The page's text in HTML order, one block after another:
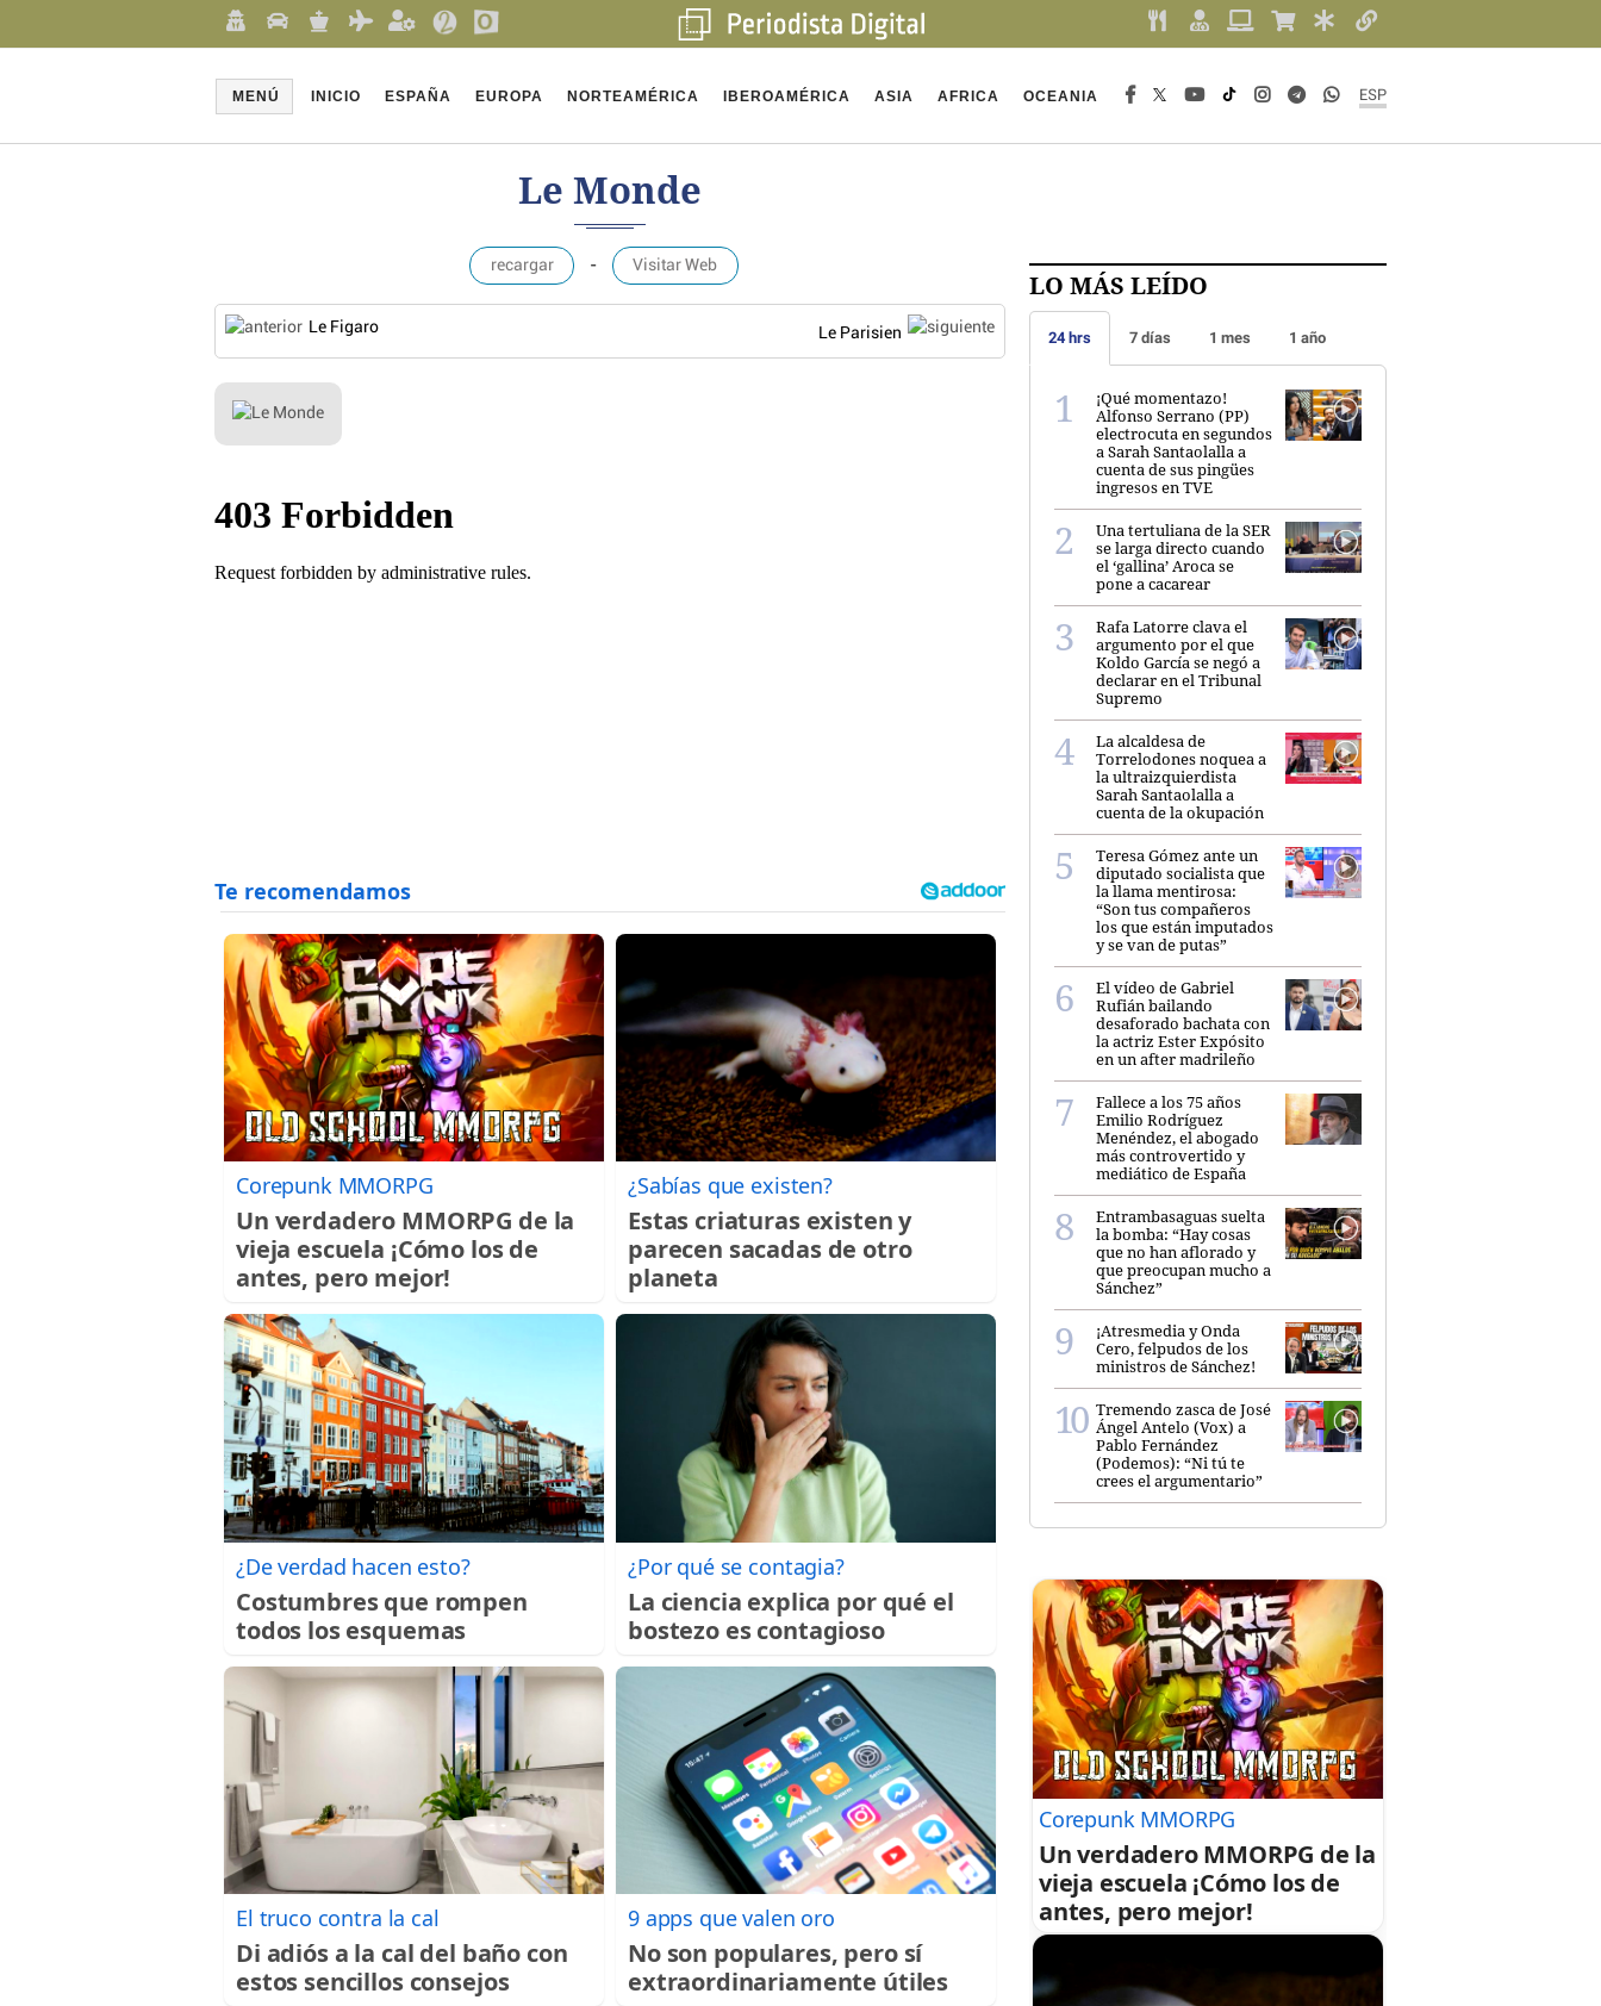
ESP
MENÚ INICIO ESPAÑA EUROPA NORTEAMÉRICA IBEROAMÉRICA ASIA AFRICA OCEANIA
Le Monde
recargar - Visitar Web
Le Figaro Le Parisien
Corepunk MMORPG
Un verdadero MMORPG de la
vieja escuela ¡Cómo los de
antes, pero mejor!
¿Sabías que existen?
Estas criaturas existen y
parecen sacadas de otro
planeta
¿De verdad hacen esto?
Costumbres que rompen
todos los esquemas
¿Por qué se contagia?
La ciencia explica por qué el
bostezo es contagioso
El truco contra la cal
Di adiós a la cal del baño con
estos sencillos consejos
9 apps que valen oro
No son populares, pero sí
extraordinariamente útiles
LO MÁS LEÍDO
24 hrs 7 días 1 mes 1 año
¡Qué momentazo!
Alfonso Serrano (PP)
electrocuta en segundos
a Sarah Santaolalla a
cuenta de sus pingües
ingresos en TVE
Una tertuliana de la SER
se larga directo cuando
el ‘gallina’ Aroca se
pone a cacarear
Rafa Latorre clava el
argumento por el que
Koldo García se negó a
declarar en el Tribunal
Supremo
La alcaldesa de
Torrelodones noquea a
la ultraizquierdista
Sarah Santaolalla a
cuenta de la okupación
Teresa Gómez ante un
diputado socialista que
la llama mentirosa:
“Son tus compañeros
los que están imputados
y se van de putas”
El vídeo de Gabriel
Rufián bailando
desaforado bachata con
la actriz Ester Expósito
en un after madrileño
Fallece a los 75 años
Emilio Rodríguez
Menéndez, el abogado
más controvertido y
mediático de España
Entrambasaguas suelta
la bomba: “Hay cosas
que no han aflorado y
que preocupan mucho a
Sánchez”
¡Atresmedia y Onda
Cero, felpudos de los
ministros de Sánchez!
Tremendo zasca de José
Ángel Antelo (Vox) a
Pablo Fernández
(Podemos): “Ni tú te
crees el argumentario”
Corepunk MMORPG
Un verdadero MMORPG de la
vieja escuela ¡Cómo los de
antes, pero mejor!